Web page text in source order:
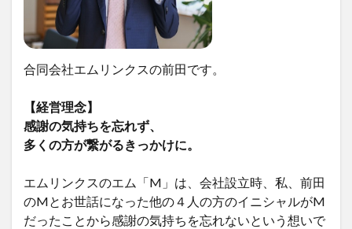
合同会社エムリンクスの前田です。
【経営理念】
感謝の気持ちを忘れず、
多くの方が繋がるきっかけに。
エムリンクスのエム「M」は、会社設立時、私、前田
のMとお世話になった他の４人の方のイニシャルがM
だったことから感謝の気持ちを忘れないという想いで